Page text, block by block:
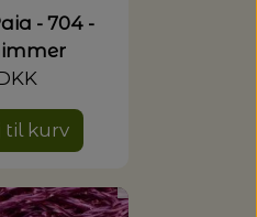
- 704 -
til kurv